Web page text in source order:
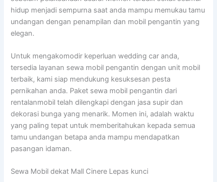
hidup menjadi sempurna saat anda mampu memukau tamu
undangan dengan penampilan dan mobil pengantin yang
elegan.
Untuk mengakomodir keperluan wedding car anda,
tersedia layanan sewa mobil pengantin dengan unit mobil
terbaik, kami siap mendukung kesuksesan pesta
pernikahan anda. Paket sewa mobil pengantin dari
rentalanmobil telah dilengkapi dengan jasa supir dan
dekorasi bunga yang menarik. Momen ini, adalah waktu
yang paling tepat untuk memberitahukan kepada semua
tamu undangan betapa anda mampu mendapatkan
pasangan idaman.
Sewa Mobil dekat Mall Cinere Lepas kunci